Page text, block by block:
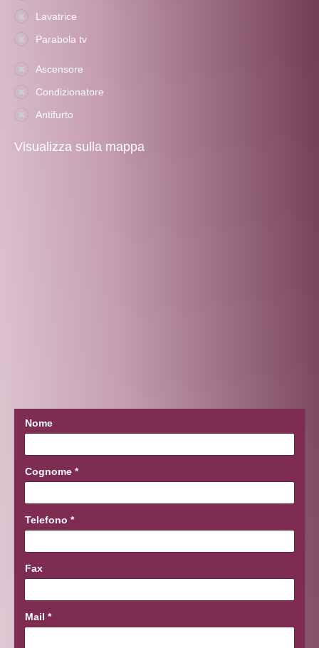
Lavatrice
Parabola tv
Ascensore
Condizionatore
Antifurto
Visualizza sulla mappa
Nome
Cognome *
Telefono *
Fax
Mail *